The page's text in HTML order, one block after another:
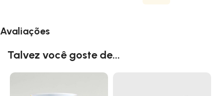
Avaliações
Talvez você goste de...